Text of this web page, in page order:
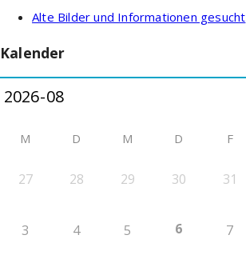
Alte Bilder und Informationen gesucht
Kalender
M D M D F
27 28 29 30 31
3 4 5 6 7